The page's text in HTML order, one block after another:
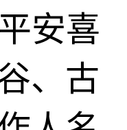
安喜
、古